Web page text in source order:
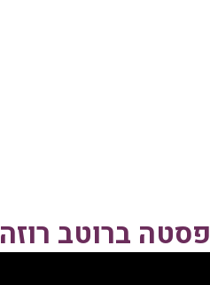
פסטה ברוטב